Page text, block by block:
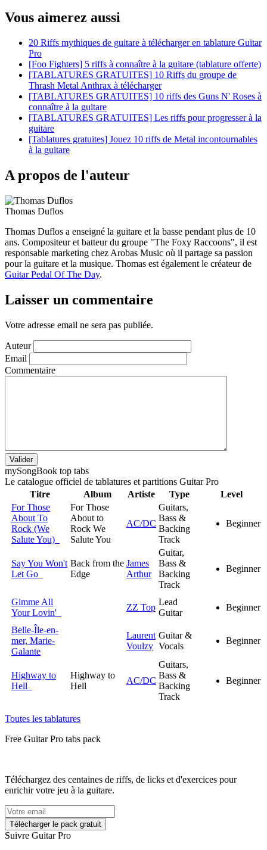
Vous aimerez aussi
20 Riffs mythiques de guitare à télécharger en tablature Guitar
Pro
[Foo Fighters] 5 riffs à connaître à la guitare (tablature offerte)
[TABLATURES GRATUITES] 10 Riffs du groupe de
Thrash Metal Anthrax à télécharger
[TABLATURES GRATUITES] 10 riffs des Guns N' Roses à
connaître à la guitare
[TABLATURES GRATUITES] Les riffs pour progresser à la
guitare
[Tablatures gratuites] Jouez 10 riffs de Metal incontournables
à la guitare
A propos de l'auteur
Thomas Duflos
Thomas Duflos a enseigné la guitare et la basse pendant plus de 10
ans. Compositeur et batteur du groupe "The Foxy Raccoons", il est
responsable marketing chez Arobas Music où il partage sa passion
pour la guitare et la musique. Thomas est également le créateur de
Guitar Pedal Of The Day.
Laisser un commentaire
Votre adresse email ne sera pas publiée.
Auteur
Email
Commentaire
Valider
mySongBook top tabs
Le catalogue officiel de tablatures et partitions Guitar Pro
Titre
Album Artiste Type
Level
For Those
About To
Rock (We
Salute You)
For Those
About to
Rock We
Salute You
AC/DC
Guitars,
Bass &
Backing
Track
Beginner
Say You Won't
Let Go
Back from the
Edge
James
Arthur
Guitar,
Bass &
Backing
Track
Beginner
Gimme All
Your Lovin'
ZZ Top
Lead
Guitar
Beginner
Belle-Île-en-
mer, Marie-
Galante
Laurent
Voulzy
Guitar &
Vocals
Beginner
Highway to
Hell
Highway to
Hell
AC/DC
Guitars,
Bass &
Backing
Track
Beginner
Toutes les tablatures
Free Guitar Pro tabs pack
Téléchargez des centaines de riffs, de licks et d'exercices pour
enrichir votre jeu à la guitare.
Suivre Guitar Pro